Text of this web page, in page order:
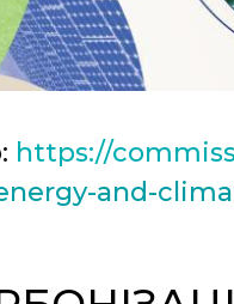
https://
and-